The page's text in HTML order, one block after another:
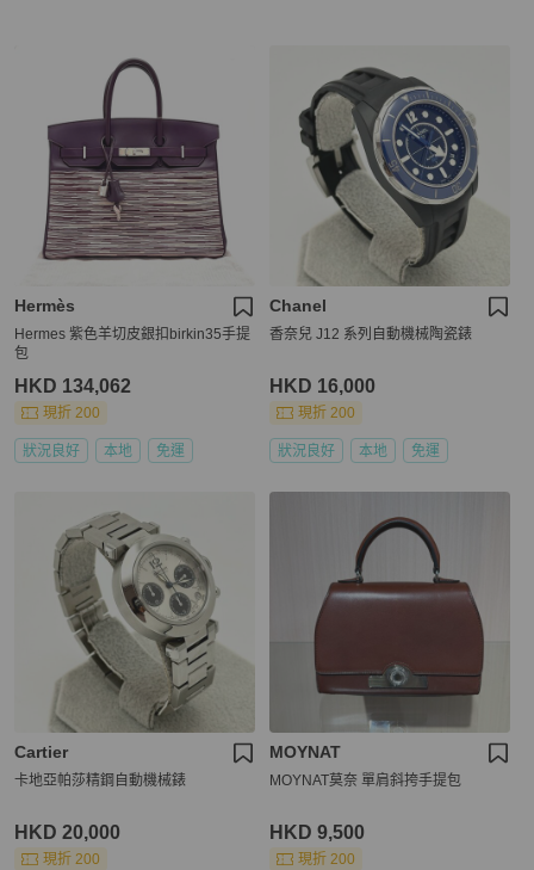
Hermès
Hermes 紫色羊切皮銀扣birkin35手提
包
HKD 134,062
現折 200
狀況良好 本地 免運
Chanel
香奈兒 J12 系列自動機械陶瓷錶
HKD 16,000
現折 200
狀況良好 本地 免運
Cartier
卡地亞帕莎精鋼自動機械錶
HKD 20,000
現折 200
MOYNAT
MOYNAT莫奈 單肩斜挎手提包
HKD 9,500
現折 200